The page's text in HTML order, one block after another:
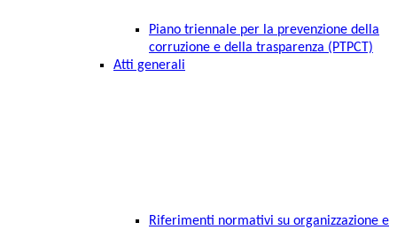
Piano triennale per la prevenzione della
corruzione e della trasparenza (PTPCT)
Atti generali
Riferimenti normativi su organizzazione e